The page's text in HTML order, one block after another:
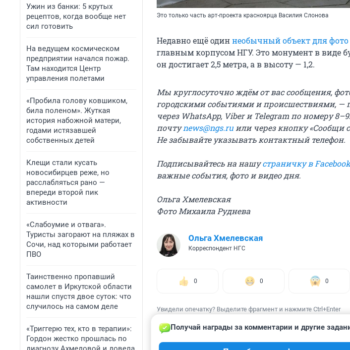
Ужин из банки: 5 крутых
рецептов, когда вообще нет
сил готовить
На ведущем космическом
предприятии начался пожар.
Там находится Центр
управления полетами
«Пробила голову ковшиком,
била поленом». Жуткая
история набожной матери,
годами истязавшей
собственных детей
Клещи стали кусать
новосибирцев реже, но
расслабляться рано —
впереди второй пик
активности
«Слабоумие и отвага».
Туристы загорают на пляжах в
Сочи, над которыми работает
ПВО
Таинственно пропавший
самолет в Иркутской области
нашли спустя двое суток: что
случилось на самом деле
«Триггерю тех, кто в терапии»:
Гордон жестко прошлась по
Это только часть арт-проекта красноярца Василия Слонова
Недавно ещё одиннеобычный объект для фото
главным корпусом НГУ. Это монумент в виде
он достигает 2,5 метра, а в высоту — 1,2.
Мы круглосуточно ждём от вас сообщения,
городскими событиями и происшествиями, —
через WhatsApp, Viber и Telegram по номеру
почтуnews@ngs.ruили через кнопку «Сообщи
Не забывайте указывать контактный телефон.
Подписывайтесь на нашустраничку в Facebook
важные события, фото и видео дня.
Ольга Хмелевская
Фото Михаила Руднева
Ольга Хмелевская
Корреспондент НГС
0 0 0
Увидели опечатку? Выделите фрагмент и нажмите Ctrl+Enter
Получай награды за комментарии и другие